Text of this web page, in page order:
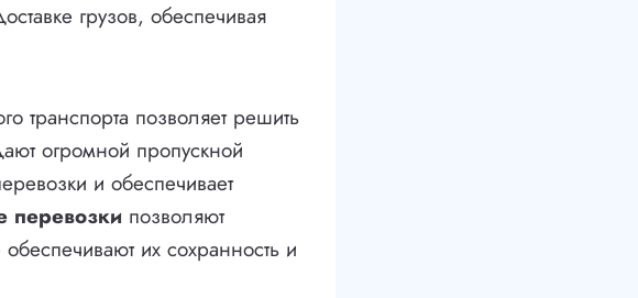
грузов, обеспечивая
транспорта позволяет решить
огромной пропускной
и обеспечивает
перевозки позволяют
их сохранность и